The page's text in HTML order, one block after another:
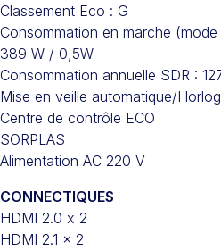
Classement Eco : G
Consommation en marche
389 W / 0,5W
Consommation annuelle SDR :
Mise en veille automatique/
Centre de contrôle ECO
SORPLAS
Alimentation AC 220 V
CONNECTIQUES
HDMI 2.0 x 2
HDMI 2.1 x 2